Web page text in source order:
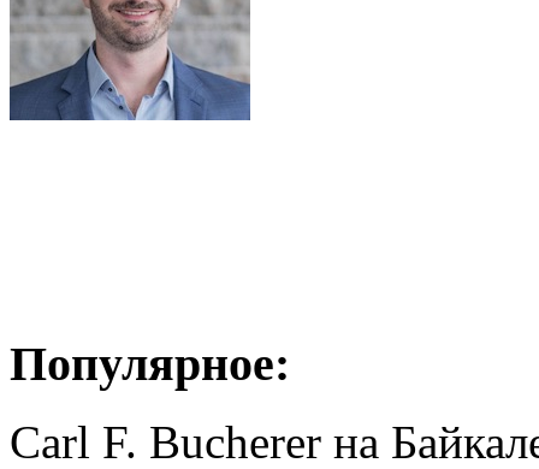
Популярное:
Carl F. Bucherer на